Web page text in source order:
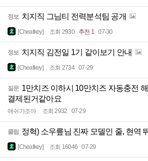
정보 치지직 그님티 전력분석팀 공개
[Cheatkey] 조회 2930 추천 1 07-30
정보 치지직 김전일 1기 같이보기 안내
[Cheatkey] 조회 2734 07-29
질문 1만치즈 이하시 10만치즈 자동충전
결제된거같아요
애쉬가조아 조회 2932 07-29
클립 정혁) 소우릎님 진짜 모델인 줄, 현역
[Cheatkey] 조회 16046 07-29